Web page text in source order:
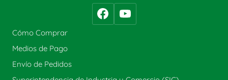
Cómo Comprar
Medios de Pago
Envío de Pedidos